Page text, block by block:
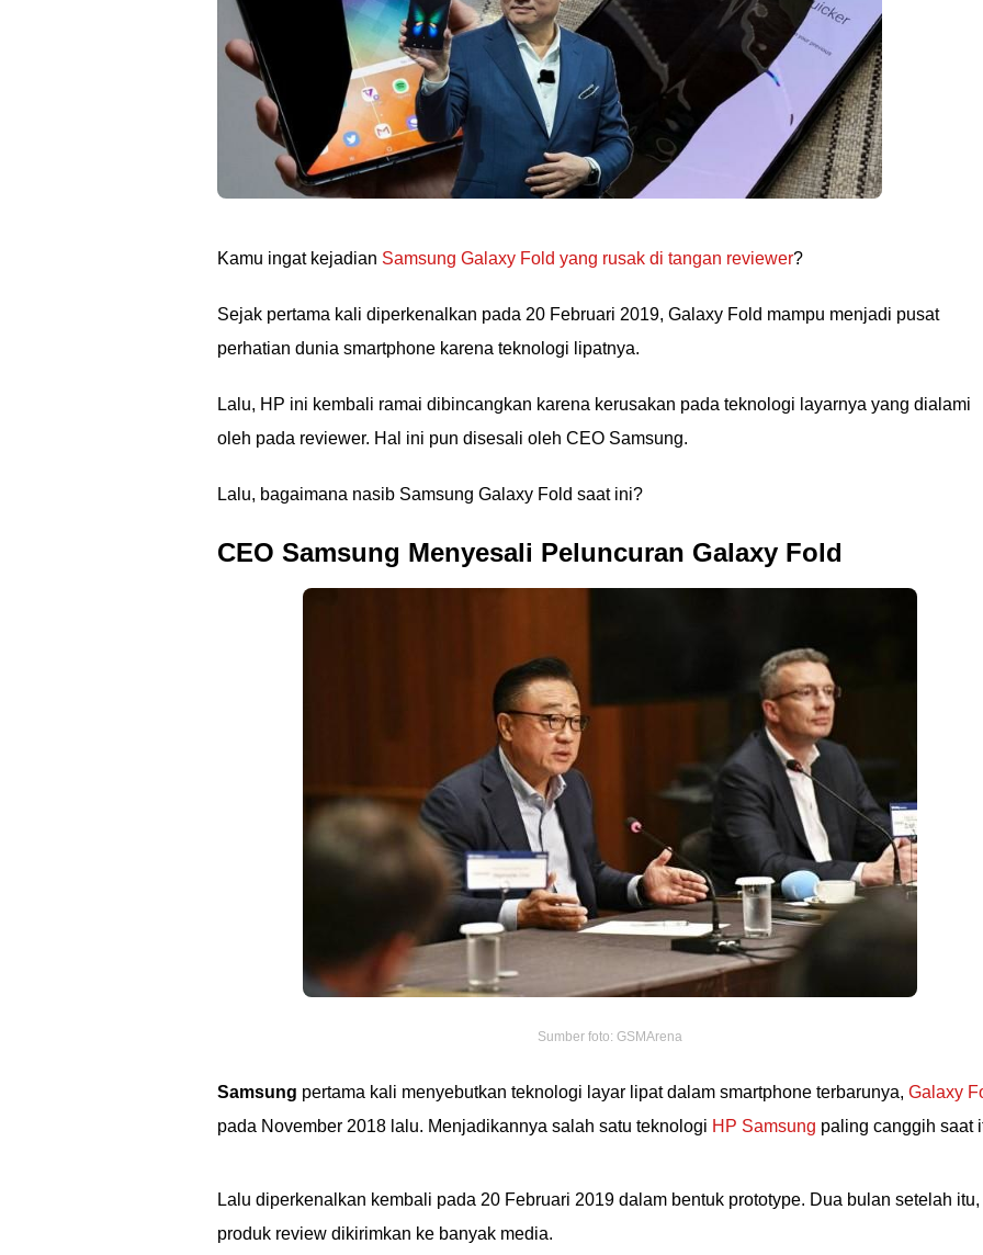
Kamu ingat kejadian Samsung Galaxy Fold yang rusak di tangan reviewer?
Sejak pertama kali diperkenalkan pada 20 Februari 2019, Galaxy Fold mampu menjadi pusat
perhatian dunia smartphone karena teknologi lipatnya.
Lalu, HP ini kembali ramai dibincangkan karena kerusakan pada teknologi layarnya yang dialami
oleh pada reviewer. Hal ini pun disesali oleh CEO Samsung.
Lalu, bagaimana nasib Samsung Galaxy Fold saat ini?
CEO Samsung Menyesali Peluncuran Galaxy Fold
Sumber foto: GSMArena
Samsung pertama kali menyebutkan teknologi layar lipat dalam smartphone terbarunya, Galaxy
pada November 2018 lalu. Menjadikannya salah satu teknologi HP Samsung paling canggih saat
Lalu diperkenalkan kembali pada 20 Februari 2019 dalam bentuk prototype. Dua bulan setelah itu,
produk review dikirimkan ke banyak media.